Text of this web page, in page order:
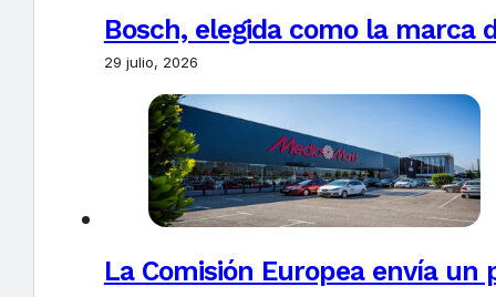
Bosch, elegida como la marca
29 julio, 2026
La Comisión Europea envía un